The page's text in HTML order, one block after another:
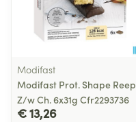
Modifast
Modifast Prot. Shape Reep
Z/w Ch. 6x31g Cfr2293736
€ 13,26